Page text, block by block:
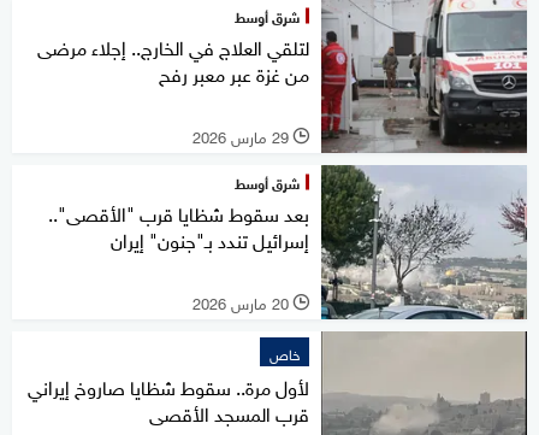
شرق أوسط
لتلقي العلاج في الخارج.. إجلاء مرضى
من غزة عبر معبر رفح
l 29 مارس 2026
شرق أوسط
بعد سقوط شظايا قرب "الأقصى"..
إسرائيل تندد بـ"جنون" إيران
l 20 مارس 2026
خاص
لأول مرة.. سقوط شظايا صاروخ إيراني
قرب المسجد الأقصى